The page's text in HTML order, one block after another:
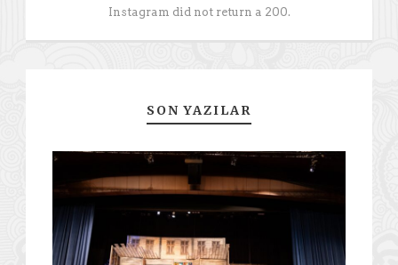
Instagram did not return a 200.
SON YAZILAR